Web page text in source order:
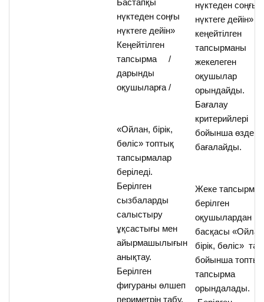
Бастапқы
нүктеден соңғы
нүктеге дейін»
Кеңейтілген
тапсырма /
дарынды
оқушыларға /
«Ойлан, бірік,
бөліс» топтық
тапсырмалар
беріледі.
Берілген
сызбаларды
салыстыру
ұқсастығы мен
айырмашылығын
анықтау.
Берілген
фигураны өлшеп
периметрін табу.
нүктеден соңғы
нүктеге дейін»
кеңейтілген
тапсырманы
жекелеген
оқушылар
орындайды.
Бағалау
критерийлері
бойынша
бағалайды.
Жеке тапсырма
берілген
оқушылардан
басқасы
бірік, бөліс»
бойынша топтық
тапсырма
орындалады.